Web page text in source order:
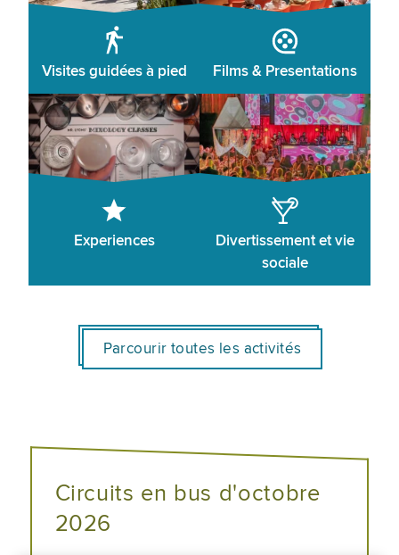
Visites guidées à pied Films & Presentations
Experiences
Divertissement et vie
sociale
Parcourir toutes les activités
Circuits en bus d'octobre
2026